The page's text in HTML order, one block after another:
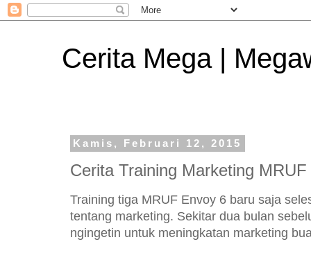
Cerita Mega |
Kamis, Februari 12, 2015
Cerita Training Marketing
Training tiga MRUF Envoy 6 baru saja
tentang marketing. Sekitar dua bulan
ngingetin untuk meningkatan marketing